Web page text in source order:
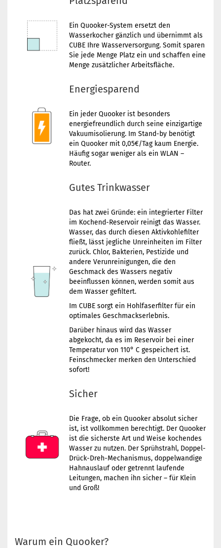
Ein Quooker-System ersetzt den
Wasserkocher gänzlich und übernimmt als
CUBE Ihre Wasserversorgung. Somit sparen
Sie jede Menge Platz ein und schaffen eine
Menge zusätzlicher Arbeitsfläche.
Energiesparend
Ein jeder Quooker ist besonders
energiefreundlich durch seine einzigartige
Vakuumisolierung. Im Stand-by benötigt
ein Quooker mit 0,05€/Tag kaum Energie.
Häufig sogar weniger als ein WLAN –
Router.
Gutes Trinkwasser
Das hat zwei Gründe: ein integrierter Filter
im Kochend-Reservoir reinigt das Wasser.
Wasser, das durch diesen Aktivkohlefilter
fließt, lässt jegliche Unreinheiten im Filter
zurück. Chlor, Bakterien, Pestizide und
andere Verunreinigungen, die den
Geschmack des Wassers negativ
beeinflussen können, werden somit aus
dem Wasser gefiltert.
Im CUBE sorgt ein Hohlfaserfilter für ein
optimales Geschmackserlebnis.
Darüber hinaus wird das Wasser
abgekocht, da es im Reservoir bei einer
Temperatur von 110° C gespeichert ist.
Feinschmecker merken den Unterschied
sofort!
Sicher
Die Frage, ob ein Quooker absolut sicher
ist, ist vollkommen berechtigt. Der Quooker
ist die sicherste Art und Weise kochendes
Wasser zu nutzen. Der Sprühstrahl, Doppel-
Drück-Dreh-Mechanismus, doppelwandige
Hahnauslauf oder getrennt laufende
Leitungen, machen ihn sicher – für Klein
und Groß!
Warum ein Quooker?